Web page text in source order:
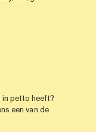
in petto heeft?
een van de